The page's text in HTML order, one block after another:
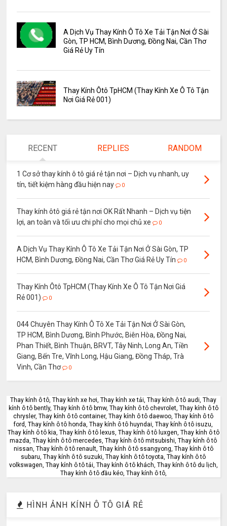
A Dịch Vụ Thay Kính Ô Tô Xe Tải Tận Nơi Ở Sài
Gòn, TP HCM, Bình Dương, Đồng Nai, Cần Thơ
Giá Rẻ Uy Tín
Thay Kính Ôtô TpHCM (Thay Kính Xe Ô Tô Tận
Nơi Giá Rẻ 001)
RECENT REPLIES RANDOM
1 Cơ sở thay kính ô tô giá rẻ tận nơi – Dịch vụ nhanh, uy
tín, tiết kiệm hàng đầu hiện nay
0
Thay kính ôtô giá rẻ tận nơi OK Rất Nhanh – Dịch vụ tiện
lợi, an toàn và tối ưu chi phí cho mọi chủ xe
0
A Dịch Vụ Thay Kính Ô Tô Xe Tải Tận Nơi Ở Sài Gòn, TP
HCM, Bình Dương, Đồng Nai, Cần Thơ Giá Rẻ Uy Tín
0
Thay Kính Ôtô TpHCM (Thay Kính Xe Ô Tô Tận Nơi Giá
Rẻ 001)
0
044 Chuyên Thay Kính Ô Tô Xe Tải Tận Nơi Ở Sài Gòn,
TP HCM, Bình Dương, Bình Phước, Biên Hòa, Đồng Nai,
Phan Thiết, Bình Thuận, BRVT, Tây Ninh, Long An, Tiền
Giang, Bến Tre, Vĩnh Long, Hậu Giang, Đồng Tháp, Trà
Vinh, Cần Thơ
0
Thay kính ô tô, Thay kính xe hơi, Thay kính xe tải, Thay kính ô tô audi, Thay
kính ô tô bently, Thay kính ô tô bmw, Thay kính ô tô chevrolet, Thay kính ô tô
chrysler, Thay kính ô tô container, Thay kính ô tô daewoo, Thay kính ô tô
ford, Thay kính ô tô honda, Thay kính ô tô huyndai, Thay kính ô tô isuzu,
Thay kính ô tô kia, Thay kính ô tô lexus, Thay kính ô tô luxgen, Thay kính ô tô
mazda, Thay kính ô tô mercedes, Thay kính ô tô mitsubishi, Thay kính ô tô
nissan, Thay kính ô tô renault, Thay kính ô tô ssangyong, Thay kính ô tô
subaru, Thay kính ô tô suzuki, Thay kính ô tô toyota, Thay kính ô tô
volkswagen, Thay kính ô tô tải, Thay kính ô tô khách, Thay kính ô tô du lịch,
Thay kính ô tô đầu kéo, Thay kính ô tô,
HÌNH ẢNH KÍNH Ô TÔ GIÁ RẺ